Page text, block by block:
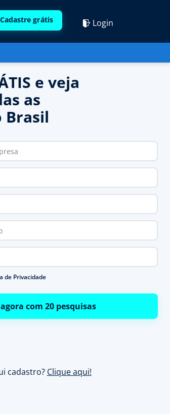
Cadastre grátis Login
e veja
as
Brasil
de Privacidade
com 20 pesquisas
cadastro? Clique aqui!